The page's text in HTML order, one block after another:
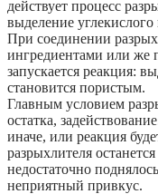
действует процесс
выделение
При соединении
ингредиентами или же
запускается реакция:
становится пористым.
Главным условием
остатка,
иначе, или реакция
разрыхлителя
недостаточно
неприятный привкус.